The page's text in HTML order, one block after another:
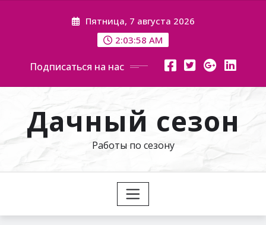
Пятница, 7 августа 2026
2:03:59 AM
Подписаться на нас
Дачный сезон
Работы по сезону